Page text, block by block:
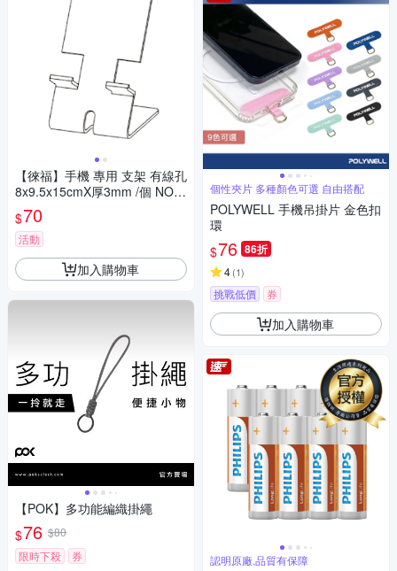
【徠福】手機 專用 支架 有線孔
8x9.5x15cmX厚3mm /個 NO.3
202
$70
活動
加入購物車
【POK】多功能編織掛繩
$76 $80
限時下殺
券
個性夾片 多種顏色可選 自由搭配
POLYWELL 手機吊掛片 金色扣
環
$76 86折
4(1)
挑戰低價 券
加入購物車
認明原廠,品質有保障